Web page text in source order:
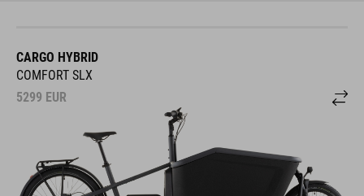
CARGO HYBRID
COMFORT SLX
5299 EUR